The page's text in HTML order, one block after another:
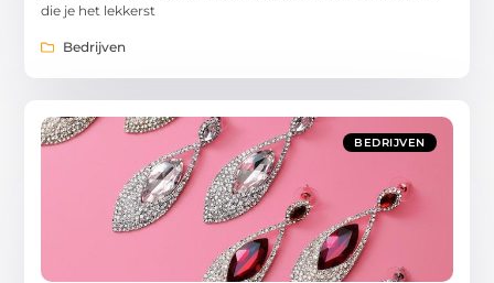
die je het lekkerst
Bedrijven
BEDRIJVEN